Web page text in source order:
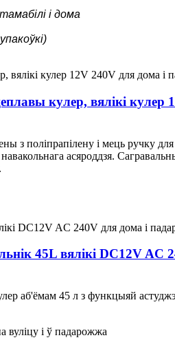
і дома
кулер, вялікі кулер
з поліпрапілену і мець ручку для
асяроддзя.
45L вялікі DC12V AC
аб'ёмам 45 л з функцыяй
вуліцу і ў падарожжа